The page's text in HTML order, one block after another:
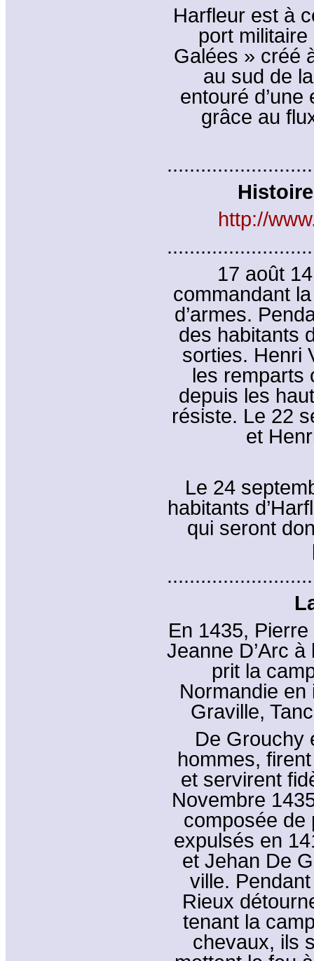
Harfleur est à
port
Galées » créé
au sud de
entouré
grâce au
http://
17 août
commandant
d’armes.
des habitants
sorties. Henri
les remparts
depuis les
résiste. Le 22
et
Le 24
habitants
qui seront
En 1435,
Jeanne D’Arc
prit la
Normandie
Graville,
De Grouchy
hommes,
et servirent
Novembre
composée de
expulsés en
et Jehan De
ville.
Rieux
tenant la
chevaux, ils